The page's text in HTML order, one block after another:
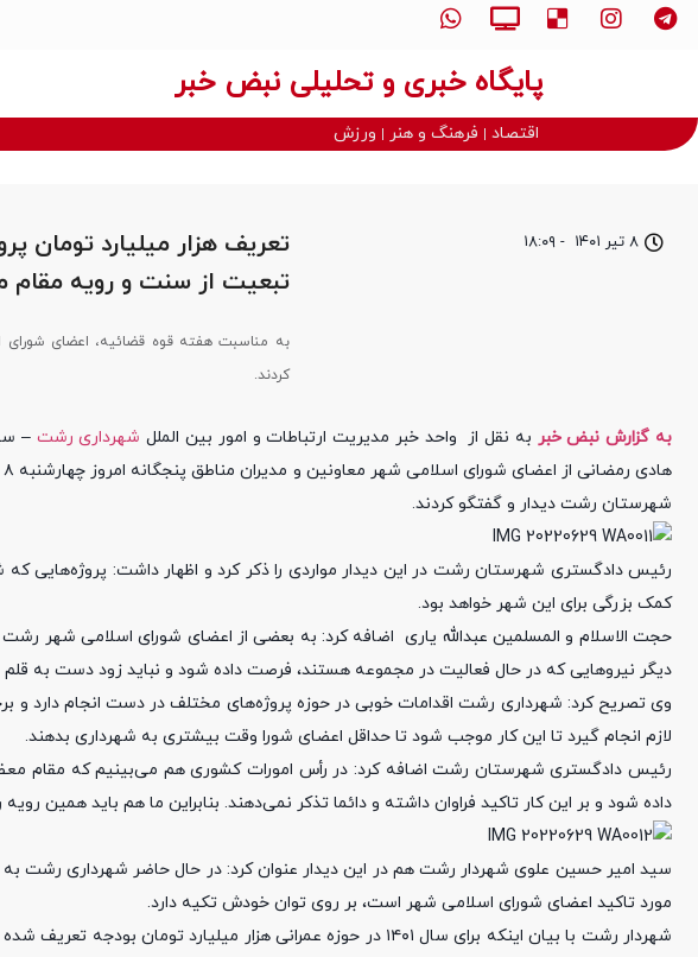
پایگاه خبری و تحلیلی نبض خبر
اقتصاد فرهنگ و هنر ورزش
۸ تیر ۱۴۰۱ - ۱۸:۰۹
تعریف هزار میلیارد تومان
تبعیت از سنت و رویه
به مناسبت هفته قوه قضائیه، اعضای
کردند.
به گزارش نبض خبر به نقل از واحد خبر مدیریت ارتباطات و امور بین‌ الملل شهرداری رشت –
شهرستان رشت دیدار و گفتگو کردند.
رئیس دادگستری شهرستان رشت در این دیدار مواردی را ذکر کرد و اظهار داشت: پروژه‌هایی
کمک بزرگی برای این شهر خواهد بود.
حجت‌ الاسلام و المسلمین عبدالله یاری اضافه کرد: به بعضی از اعضای شورای اسلامی شهر
دیگر نیروهایی که در حال فعالیت در مجموعه هستند، فرصت داده شود و نباید زود دست به
وی تصریح کرد: شهرداری رشت اقدامات خوبی در حوزه پروژه‌های مختلف در دست انجام دارد و
لازم انجام گیرد تا این کار موجب شود تا حداقل اعضای شورا وقت بیشتری به شهرداری بدهند.
رئیس دادگستری شهرستان رشت اضافه کرد: در رأس امورات کشوری هم می‌بینیم که مقام
داده شود و‌ بر این کار تاکید فراوان داشته و دائما تذکر نمی‌دهند. بنابراین ما هم باید همین
سید امیر حسین علوی شهردار رشت هم در این دیدار عنوان کرد: در حال حاضر شهرداری رشت به
مورد تاکید اعضای شورای اسلامی شهر است، بر روی توان خودش تکیه دارد.
شهردار رشت با بیان اینکه برای سال ۱۴۰۱ در حوزه عمرانی هزار